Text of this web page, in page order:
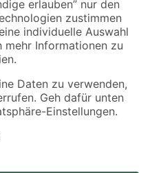
dargestellten Angebote sind unter
Verfügbarkeiten beziehen
für Artikel mit Speditionsversand, hier